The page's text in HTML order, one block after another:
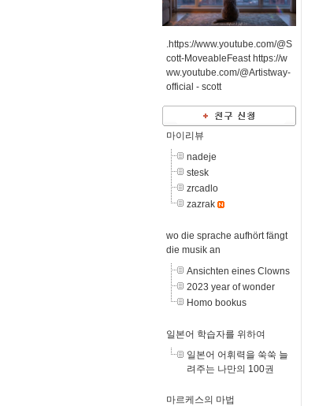
.https://www.youtube.com/@S
cott-MoveableFeast https://w
ww.youtube.com/@Artistway-
official - scott
마이리뷰
nadeje
stesk
zrcadlo
zazrak
wo die sprache aufhört fängt
die musik an
Ansichten eines Clowns
2023 year of wonder
Homo bookus
일본어 학습자를 위하여
일본어 어휘력을 쑥쑥 늘
려주는 나만의 100권
마르케스의 마법